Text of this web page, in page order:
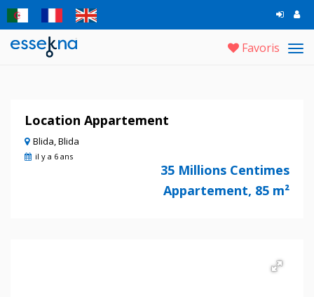
Favoris
Location Appartement
Blida, Blida
il y a 6 ans
35 Millions Centimes
Appartement, 85 m²